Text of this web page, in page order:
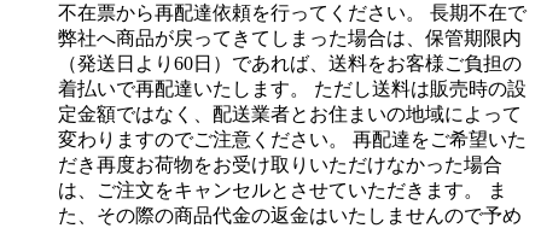
不在票から再配達依頼を行ってください。 長期不在で
弊社へ商品が戻ってきてしまった場合は、保管期限内
（発送日より60日）であれば、送料をお客様ご負担の
着払いで再配達いたします。 ただし送料は販売時の設
定金額ではなく、配送業者とお住まいの地域によって
変わりますのでご注意ください。 再配達をご希望いた
だき再度お荷物をお受け取りいただけなかった場合
は、ご注文をキャンセルとさせていただきます。 ま
た、その際の商品代金の返金はいたしませんので予め